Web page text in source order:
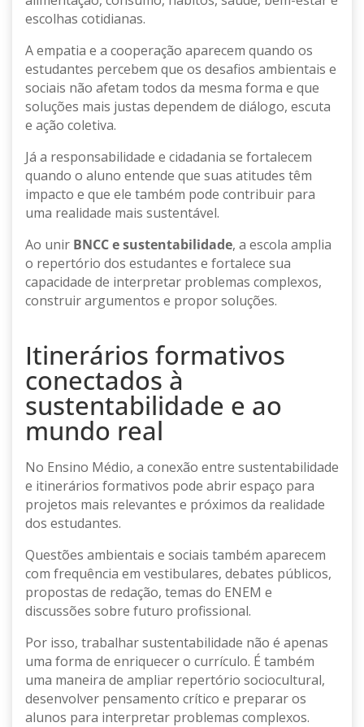
escolhas cotidianas.
A empatia e a cooperação aparecem quando os
estudantes percebem que os desafios ambientais e
sociais não afetam todos da mesma forma e que
soluções mais justas dependem de diálogo, escuta
e ação coletiva.
Já a responsabilidade e cidadania se fortalecem
quando o aluno entende que suas atitudes têm
impacto e que ele também pode contribuir para
uma realidade mais sustentável.
Ao unir BNCC e sustentabilidade, a escola amplia
o repertório dos estudantes e fortalece sua
capacidade de interpretar problemas complexos,
construir argumentos e propor soluções.
Itinerários formativos
conectados à
sustentabilidade e ao
mundo real
No Ensino Médio, a conexão entre sustentabilidade
e itinerários formativos pode abrir espaço para
projetos mais relevantes e próximos da realidade
dos estudantes.
Questões ambientais e sociais também aparecem
com frequência em vestibulares, debates públicos,
propostas de redação, temas do ENEM e
discussões sobre futuro profissional.
Por isso, trabalhar sustentabilidade não é apenas
uma forma de enriquecer o currículo. É também
uma maneira de ampliar repertório sociocultural,
desenvolver pensamento crítico e preparar os
alunos para interpretar problemas complexos.